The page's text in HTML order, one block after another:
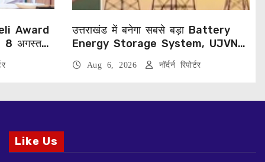
Award
8 अगस्त
उत्तराखंड में बनेगा सबसे बड़ा Battery
Energy Storage System, UJVNL
लगाएगा 352 करोड़ का प्रोजेक्ट
Aug 6, 2026 नॉर्दर्न रिपोर्टर
Like Us